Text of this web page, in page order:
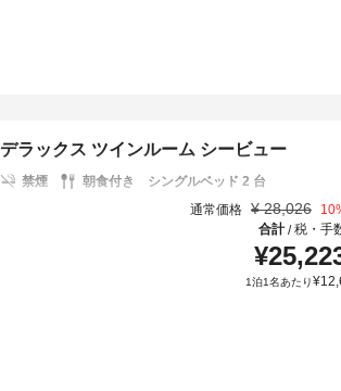
デラックス ツインルーム シービュー
禁煙 朝食付き
シングルベッド 2 台
通常価格 ¥ 28,026 10
合計/税・手
¥
1泊1名あたり¥